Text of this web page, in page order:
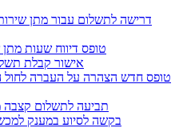
2356 – טופס דיווח שעות
2357 – אישור קבלת
266 – תביעה לתשלום
267 – בקשה לסיוע במענק